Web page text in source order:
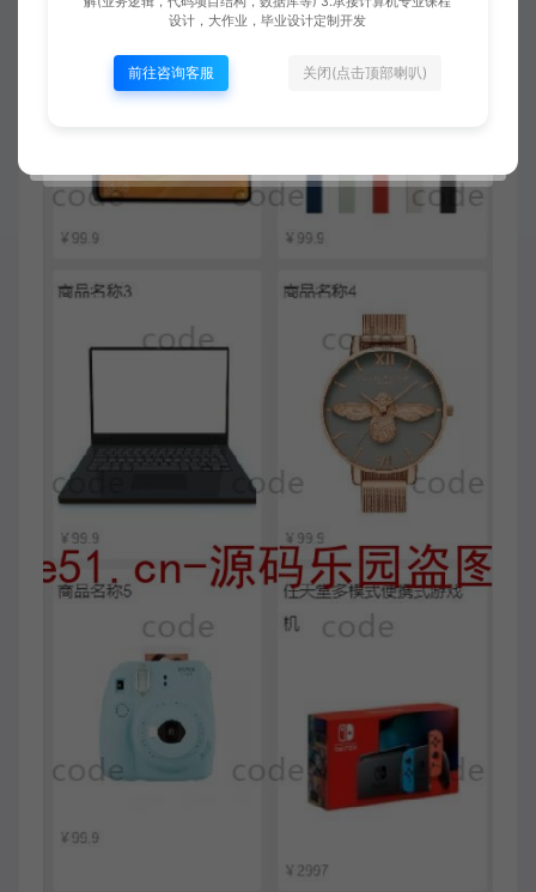
设计，大作业，毕业设计定制开发
前往咨询客服 关闭(点击顶部喇叭)